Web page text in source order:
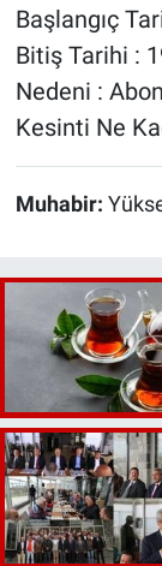
Başlangıç
Bitiş Tarihi :
Nedeni :
Kesinti Ne
Muhabir: